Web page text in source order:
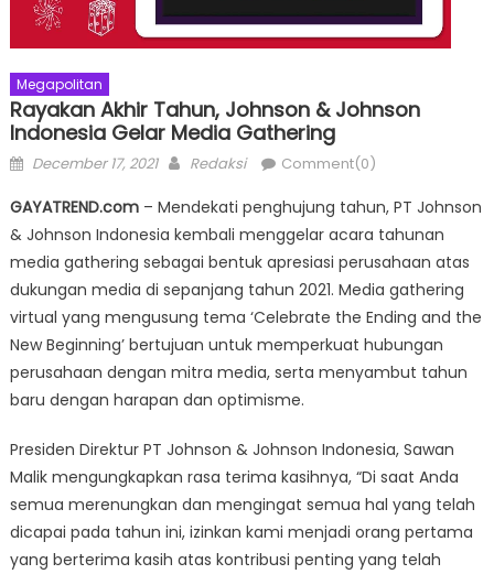
Megapolitan
Rayakan Akhir Tahun, Johnson & Johnson
Indonesia Gelar Media Gathering
Posted
December 17, 2021 Author
Redaksi Comment(0)
GAYATREND.com– Mendekati penghujung tahun, PT Johnson
& Johnson Indonesia kembali menggelar acara tahunan
media gathering sebagai bentuk apresiasi perusahaan atas
dukungan media di sepanjang tahun 2021. Media gathering
virtual yang mengusung tema ‘Celebrate the Ending and the
New Beginning’ bertujuan untuk memperkuat hubungan
perusahaan dengan mitra media, serta menyambut tahun
baru dengan harapan dan optimisme.
Presiden Direktur PT Johnson & Johnson Indonesia, Sawan
Malik mengungkapkan rasa terima kasihnya, “Di saat Anda
semua merenungkan dan mengingat semua hal yang telah
dicapai pada tahun ini, izinkan kami menjadi orang pertama
yang berterima kasih atas kontribusi penting yang telah